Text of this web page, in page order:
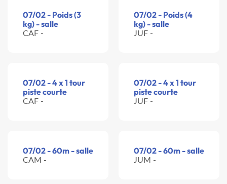
07/02 - Poids (3
kg) - salle
CAF -
07/02 - Poids (4
kg) - salle
JUF -
07/02 - 4 x 1 tour
piste courte
CAF -
07/02 - 4 x 1 tour
piste courte
JUF -
07/02 - 60m - salle
CAM -
07/02 - 60m - salle
JUM -